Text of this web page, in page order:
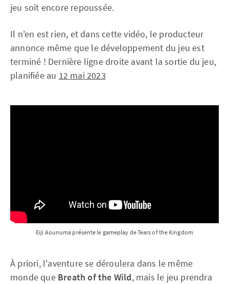
jeu soit encore repoussée.
Il n'en est rien, et dans cette vidéo, le producteur
annonce même que le développement du jeu est
terminé ! Dernière ligne droite avant la sortie du jeu,
planifiée au 12 mai 2023
Eiji Aounuma présente le gameplay de Tears of the Kingdom
À priori, l'aventure se déroulera dans le même
monde que Breath of the Wild, mais le jeu prendra